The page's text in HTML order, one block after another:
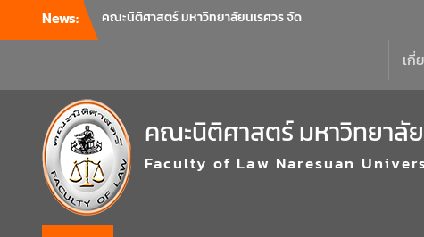
News:
คณะนิติศาสตร์ มหาวิทยาลัยนเรศวร จัด
คณบดีคณะนิติศาสตร์ ให้เกียรติเป็นประธานใน
พิธีเปิด พร้อมกล่าวต้อนรับและให้โอวาทแก่นิสิต
ใหม่ มีวัตถุประสงค์เพื่อให้ผู้ปกครองและนิสิตได้
ทราบถึงนโยบายด้านการเรียนการสอนของคณะ
นิติศาสตร์
รองศาสตราจารย์ ดร.บุญญรัตน์ โชคบันดาลชัย
คณบดีคณะนิติศาสตร์ เป็นประธานที่ประชุมผู้
เกี่
คณะนิติศาสตร์ มหาวิทยาลั
Faculty of Law Naresuan